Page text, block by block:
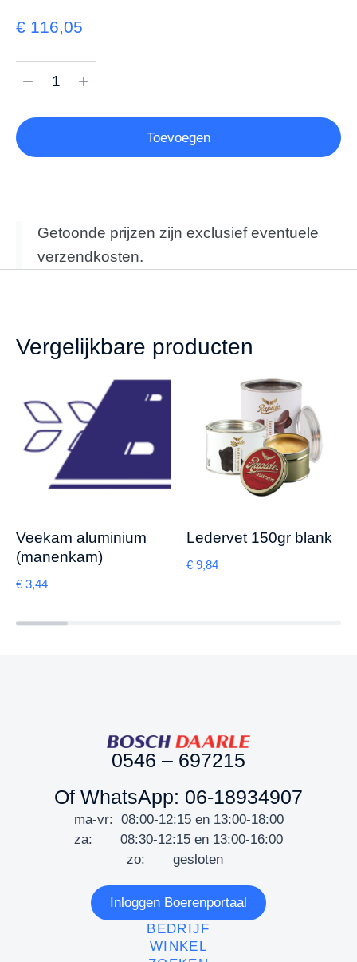
€ 116,05
Toevoegen
Getoonde prijzen zijn exclusief eventuele
verzendkosten.
Vergelijkbare producten
Veekam aluminium
(manenkam)
€ 3,44
Ledervet 150gr blank
€ 9,84
0546 – 697215
Of WhatsApp: 06-18934907
ma-vr: 08:00-12:15 en 13:00-18:00
za: 08:30-12:15 en 13:00-16:00
zo: gesloten
Inloggen Boerenportaal
BEDRIJF
WINKEL